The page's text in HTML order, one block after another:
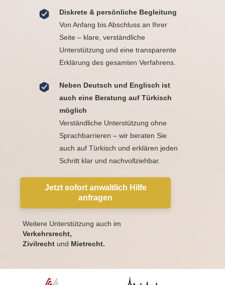
Diskrete & persönliche Begleitung
Von Anfang bis Abschluss an Ihrer
Seite – klare, verständliche
Unterstützung und eine transparente
Erklärung des gesamten Verfahrens.
Neben Deutsch und Englisch ist
auch eine Beratung auf Türkisch
möglich
Verständliche Unterstützung ohne
Sprachbarrieren – wir beraten Sie
auch auf Türkisch und erklären jeden
Schritt klar und nachvollziehbar.
Jetzt sofort anwaltlich Hilfe
anfragen
Weitere Unterstützung auch im
Verkehrsrecht,
Zivilrecht und Mietrecht.